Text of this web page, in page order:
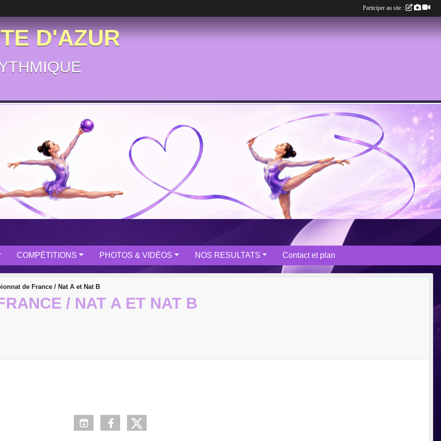
D'AZUR
COMPÉTITIONS PHOTOS & VIDÉOS NOS RESULTATS Contact et plan
de France / Nat A et Nat B
/ NAT A ET NAT B
Participer au site :